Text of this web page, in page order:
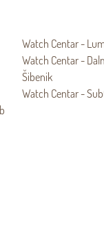
Watch Centar -
Watch Centar -
Šibenik
Watch Centar -